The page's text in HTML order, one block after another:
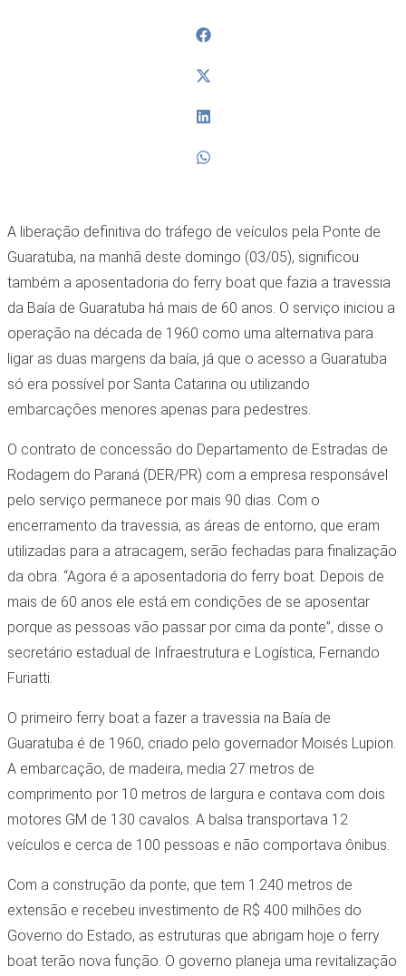
A liberação definitiva do tráfego de veículos pela Ponte de
Guaratuba, na manhã deste domingo (03/05), significou
também a aposentadoria do ferry boat que fazia a travessia
da Baía de Guaratuba há mais de 60 anos. O serviço iniciou a
operação na década de 1960 como uma alternativa para
ligar as duas margens da baía, já que o acesso a Guaratuba
só era possível por Santa Catarina ou utilizando
embarcações menores apenas para pedestres.
O contrato de concessão do Departamento de Estradas de
Rodagem do Paraná (DER/PR) com a empresa responsável
pelo serviço permanece por mais 90 dias. Com o
encerramento da travessia, as áreas de entorno, que eram
utilizadas para a atracagem, serão fechadas para finalização
da obra. “Agora é a aposentadoria do ferry boat. Depois de
mais de 60 anos ele está em condições de se aposentar
porque as pessoas vão passar por cima da ponte”, disse o
secretário estadual de Infraestrutura e Logística, Fernando
Furiatti.
O primeiro ferry boat a fazer a travessia na Baía de
Guaratuba é de 1960, criado pelo governador Moisés Lupion.
A embarcação, de madeira, media 27 metros de
comprimento por 10 metros de largura e contava com dois
motores GM de 130 cavalos. A balsa transportava 12
veículos e cerca de 100 pessoas e não comportava ônibus.
Com a construção da ponte, que tem 1.240 metros de
extensão e recebeu investimento de R$ 400 milhões do
Governo do Estado, as estruturas que abrigam hoje o ferry
boat terão nova função. O governo planeja uma revitalização